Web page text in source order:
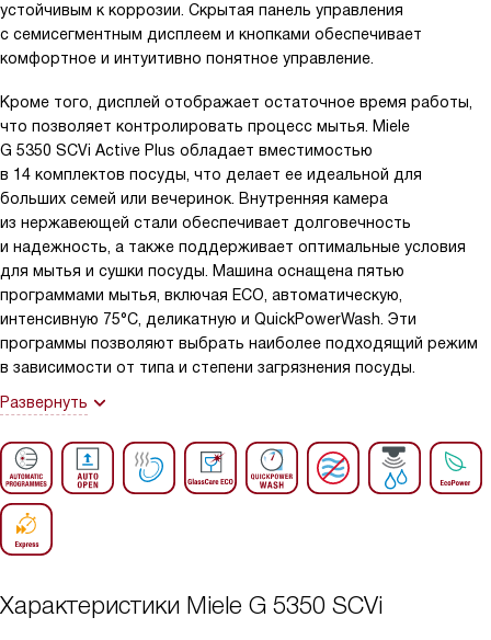
устойчивым к коррозии. Скрытая панель управления
с семисегментным дисплеем и кнопками обеспечивает
комфортное и интуитивно понятное управление.
Кроме того, дисплей отображает остаточное время работы,
что позволяет контролировать процесс мытья. Miele
G 5350 SCVi Active Plus обладает вместимостью
в 14 комплектов посуды, что делает ее идеальной для
больших семей или вечеринок. Внутренняя камера
из нержавеющей стали обеспечивает долговечность
и надежность, а также поддерживает оптимальные условия
для мытья и сушки посуды. Машина оснащена пятью
программами мытья, включая ECO, автоматическую,
интенсивную 75°С, деликатную и QuickPowerWash. Эти
программы позволяют выбрать наиболее подходящий режим
в зависимости от типа и степени загрязнения посуды.
Развернуть
Характеристики Miele G 5350 SCVi